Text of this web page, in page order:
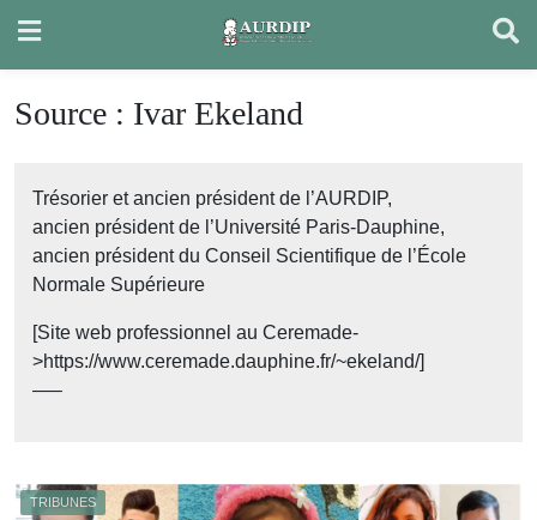
content
Source : Ivar Ekeland
Trésorier et ancien président de l’AURDIP,
ancien président de l’Université Paris-Dauphine,
ancien président du Conseil Scientifique de l’École
Normale Supérieure
[Site web professionnel au Ceremade-
>https://www.ceremade.dauphine.fr/~ekeland/]
—–
TRIBUNES